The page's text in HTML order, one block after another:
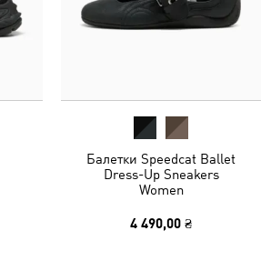
Балетки Speedcat Ballet
Dress-Up Sneakers
Women
4 490,00 ₴